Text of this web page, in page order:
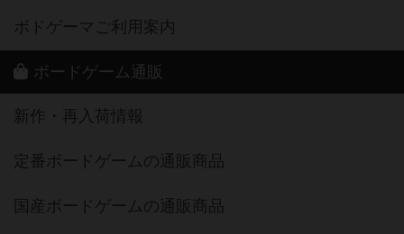
ボドゲーマご利用案内
ボードゲーム通販
新作・再入荷情報
定番ボードゲームの通販商品
国産ボードゲームの通販商品